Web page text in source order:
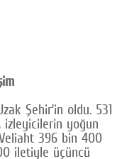
Şehir’in oldu. 531
yoğun
396 bin 400
iletiyle üçüncü